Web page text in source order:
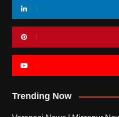
Trending Now